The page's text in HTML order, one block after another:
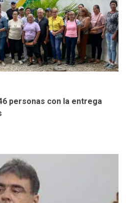
personas con la entrega